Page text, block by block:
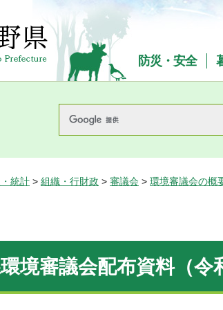
長野県Nagano Prefecture
防災・安全
統計 > 組織・行財政 > 審議会 > 環境審議会の概
境審議会配布資料（令